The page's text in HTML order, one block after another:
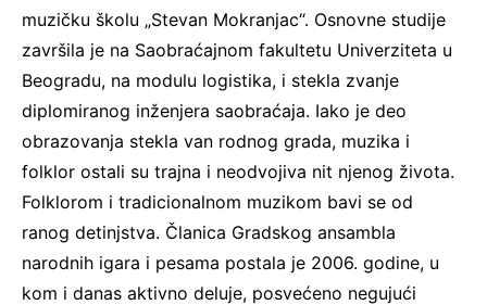
muzičku školu „Stevan Mokranjac“. Osnovne studije
završila je na Saobraćajnom fakultetu Univerziteta u
Beogradu, na modulu logistika, i stekla zvanje
diplomiranog inženjera saobraćaja. Iako je deo
obrazovanja stekla van rodnog grada, muzika i
folklor ostali su trajna i neodvojiva nit njenog života.
Folklorom i tradicionalnom muzikom bavi se od
ranog detinjstva. Članica Gradskog ansambla
narodnih igara i pesama postala je 2006. godine, u
kom i danas aktivno deluje, posvećeno negujući